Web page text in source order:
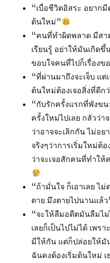
“เบื่อชีวิตอิสระ อยาก
ต้นใหม่”
“คนที่ทำผิดพลาด มีสา
เรียนรู้ อย่าให้มันเกิด
ขอบใจคนที่ไปก็เรื่องข
“ที่ผ่านมาถึงจะเจ็บ แต่
ต้นใหม่ต้องเจอสิ่งที่ดีก
“กับรักครั้งแรกที่พังข
ครั้งใหม่ไปเลย กลัวว่า
ว่าอาจจะเลิกกัน ไม่อย
จริงๆว่าการเริ่มใหม่ต้
ว่าจะเจอสักคนที่ทำใ
“ถ้ามั่นใจ ก็เอาเลย ไ
ตาย มึงตายไปนานแล้ว
“จะให้ลืมอดีตมันลืมไ
เลยก็เป็นไปไม่ได้ เพร
มีให้กัน แต่ก็ปล่อยให้มั
ฉันคงต้องเริ่มต้นใหม่ เ